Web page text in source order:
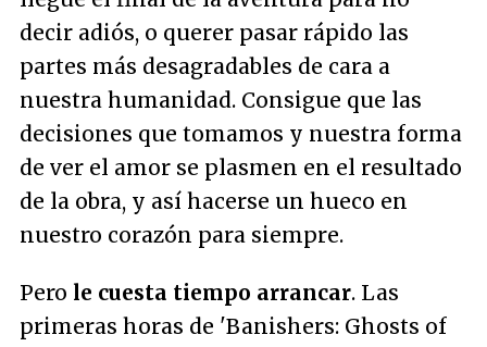
decir adiós, o querer pasar rápido las
partes más desagradables de cara a
nuestra humanidad. Consigue que las
decisiones que tomamos y nuestra forma
de ver el amor se plasmen en el resultado
de la obra, y así hacerse un hueco en
nuestro corazón para siempre.
Pero le cuesta tiempo arrancar. Las
primeras horas de 'Banishers: Ghosts of